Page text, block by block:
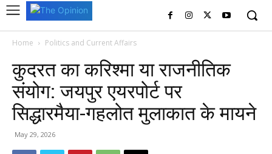
Home Politics and Current Affairs
कुदरत का करिश्मा या राजनीतिक
संयोग: जयपुर एयरपोर्ट पर
सिद्धारमैया-गहलोत मुलाकात के मायने
May 29, 2026